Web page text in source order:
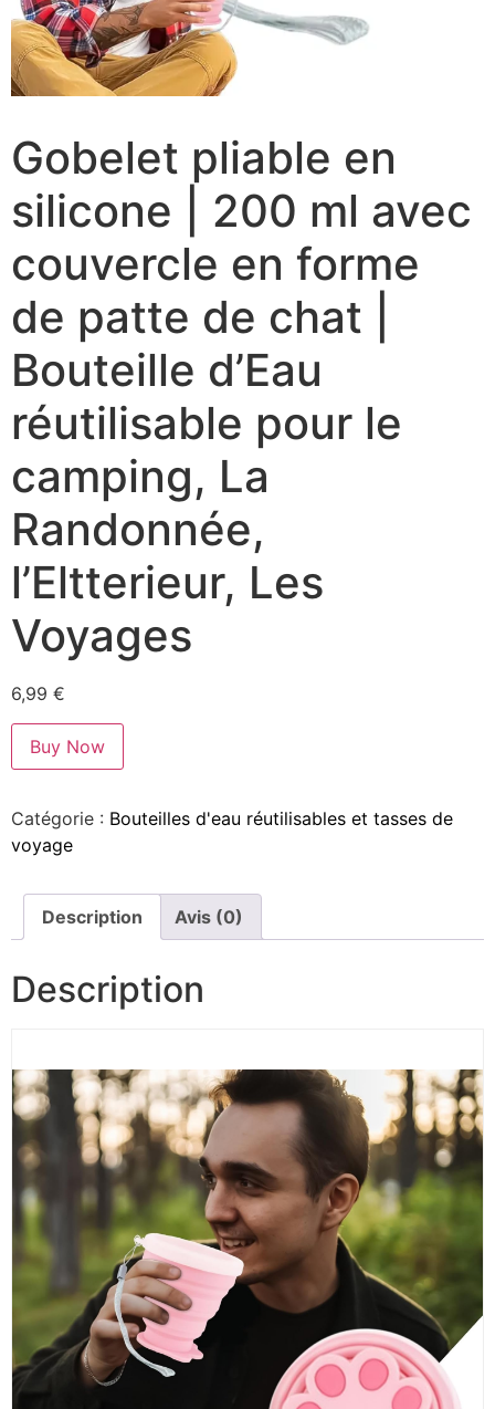
Gobelet pliable en
silicone | 200 ml avec
couvercle en forme
de patte de chat |
Bouteille d’Eau
réutilisable pour le
camping, La
Randonnée,
l’Eltterieur, Les
Voyages
6,99 €
Buy Now
Catégorie : Bouteilles d'eau réutilisables et tasses de
voyage
Description Avis (0)
Description